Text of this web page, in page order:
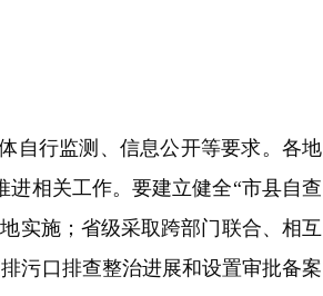
行监测、信息公开等要求。各地
相关工作。要建立健全“市县自查
实施；省级采取跨部门联合、相互
污口排查整治进展和设置审批备案